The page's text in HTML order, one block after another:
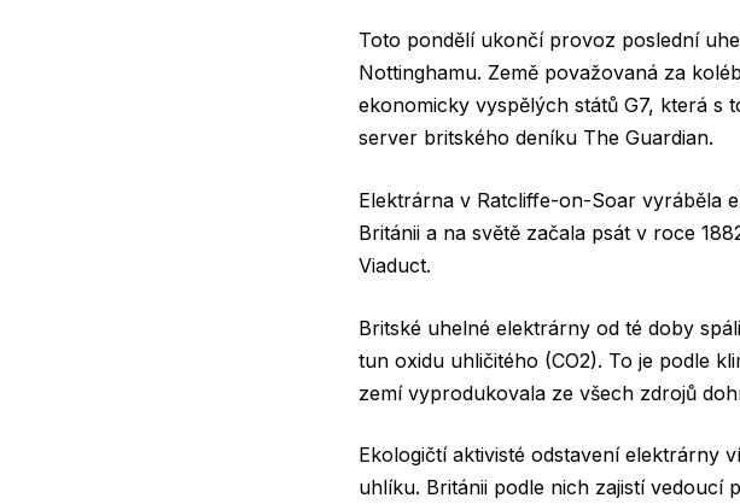
Toto pondělí ukončí provoz poslední
Nottinghamu. Země považovaná za
ekonomicky vyspělých států G7, která
server britského deníku The Guardian.
Elektrárna v Ratcliffe-on-Soar vyráběla
Británii a na světě začala psát v roce
Viaduct.
Britské uhelné elektrárny od té doby
tun oxidu uhličitého (CO2). To je podle
zemí vyprodukovala ze všech zdrojů
Ekologičtí aktivisté odstavení elektrárny
uhlíku. Británii podle nich zajistí vedoucí